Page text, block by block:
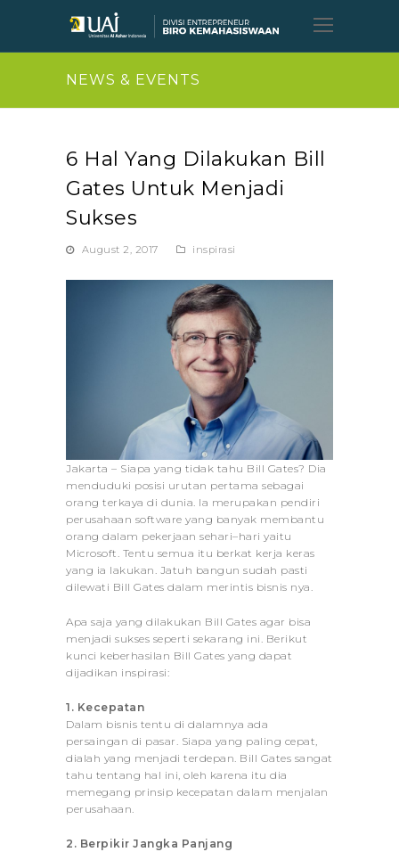
Open
Mobile
NEWS & EVENTS
6 Hal Yang Dilakukan Bill
Gates Untuk Menjadi
Sukses
August 2, 2017 inspirasi
Jakarta – Siapa yang tidak tahu Bill Gates? Dia
menduduki posisi urutan pertama sebagai
orang terkaya di dunia. Ia merupakan pendiri
perusahaan software yang banyak membantu
orang dalam pekerjaan sehari–hari yaitu
Microsoft. Tentu semua itu berkat kerja keras
yang ia lakukan. Jatuh bangun sudah pasti
dilewati Bill Gates dalam merintis bisnis nya.
Apa saja yang dilakukan Bill Gates agar bisa
menjadi sukses seperti sekarang ini. Berikut
kunci keberhasilan Bill Gates yang dapat
dijadikan inspirasi:
1. Kecepatan
Dalam bisnis tentu di dalamnya ada
persaingan di pasar. Siapa yang paling cepat,
dialah yang menjadi terdepan. Bill Gates sangat
tahu tentang hal ini, oleh karena itu dia
memegang prinsip kecepatan dalam menjalan
perusahaan.
2. Berpikir Jangka Panjang